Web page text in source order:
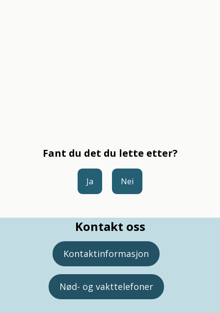
Fant du det du lette etter?
Ja Nei
Kontakt oss
Kontaktinformasjon
Nød- og vakttelefoner